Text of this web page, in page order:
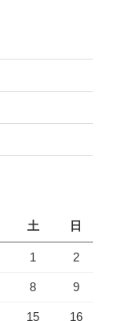
土 日
1 2
8 9
15 16